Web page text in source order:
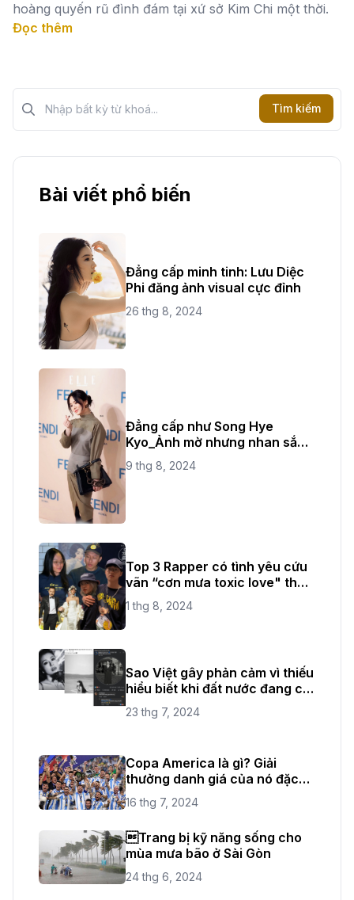
hoàng quyến rũ đình đám tại xứ sở Kim Chi một thời.
Đọc thêm
Tìm kiếm?>
Tìm kiếm
Bài viết phổ biến
Đẳng cấp minh tinh: Lưu Diệc
Phi đăng ảnh visual cực đỉnh
26 thg 8, 2024
Đẳng cấp như Song Hye
Kyo_Ảnh mờ nhưng nhan sắc
không bao giờ mờ
9 thg 8, 2024
Top 3 Rapper có tình yêu cứu
vãn “cơn mưa toxic love" thời
gian vừa qua
1 thg 8, 2024
Sao Việt gây phản cảm vì thiếu
hiểu biết khi đất nước đang có
quốc tang
23 thg 7, 2024
Copa America là gì? Giải
thưởng danh giá của nó đặc
biệt như thế nào?
16 thg 7, 2024
Trang bị kỹ năng sống cho
mùa mưa bão ở Sài Gòn
24 thg 6, 2024